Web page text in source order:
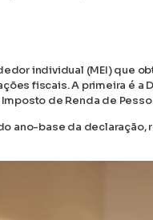
individual (MEI) que
fiscais. A primeira é a
de Renda de
ano-base da